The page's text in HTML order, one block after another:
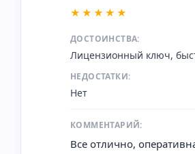
★★★★★
ДОСТОИНСТВА:
Лицензионный ключ,
НЕДОСТАТКИ:
Нет
КОММЕНТАРИЙ:
Все отлично,